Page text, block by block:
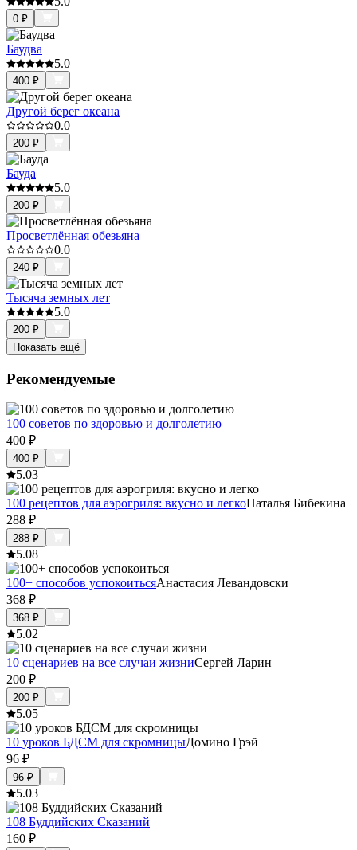
0 ₽
Баудва
5.0
400 ₽
Другой берег океана
0.0
200 ₽
Бауда
5.0
200 ₽
Просветлённая обезьяна
0.0
240 ₽
Тысяча земных лет
5.0
200 ₽
Показать ещё
Рекомендуемые
100 советов по здоровью и долголетию
400 ₽
400 ₽
5.03
100 рецептов для аэрогриля: вкусно и легкоНаталья Бибекина
288 ₽
288 ₽
5.08
100+ способов успокоитьсяАнастасия Левандовски
368 ₽
368 ₽
5.02
10 сценариев на все случаи жизниСергей Ларин
200 ₽
200 ₽
5.05
10 уроков БДСМ для скромницыДомино Грэй
96 ₽
96 ₽
5.03
108 Буддийских Сказаний
160 ₽